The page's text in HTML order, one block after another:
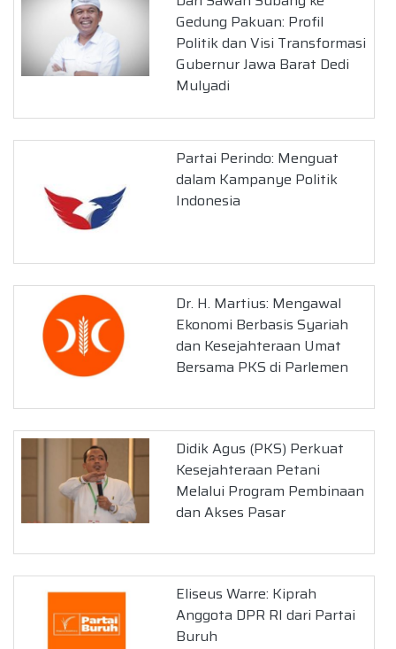
Gedung Pakuan: Profil
Politik dan Visi Transformasi
Gubernur Jawa Barat Dedi
Mulyadi
Partai Perindo: Menguat
dalam Kampanye Politik
Indonesia
Dr. H. Martius: Mengawal
Ekonomi Berbasis Syariah
dan Kesejahteraan Umat
Bersama PKS di Parlemen
Didik Agus (PKS) Perkuat
Kesejahteraan Petani
Melalui Program Pembinaan
dan Akses Pasar
Eliseus Warre: Kiprah
Anggota DPR RI dari Partai
Buruh